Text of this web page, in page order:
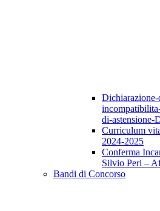
Dichiarazione-
di-
Curriculum
2024-2025
Conferma
Silvio Peri –
Bandi di Concorso